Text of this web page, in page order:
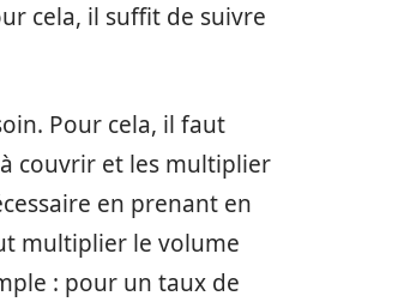
cela, il suffit de suivre
Pour cela, il faut
couvrir et les multiplier
en prenant en
multiplier le volume
: pour un taux de